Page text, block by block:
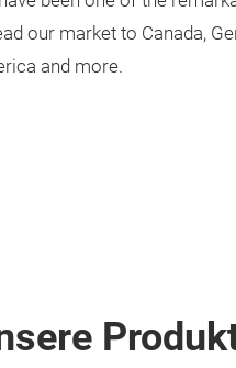
our market to Canada,
and more.